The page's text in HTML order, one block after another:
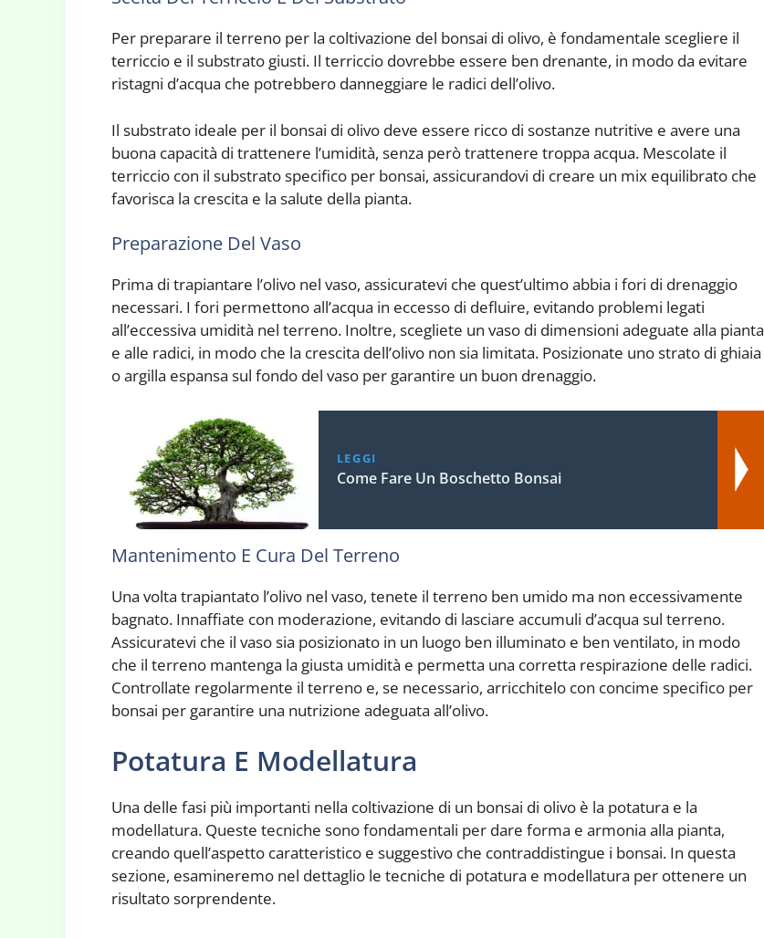
Per preparare il terreno per la coltivazione del bonsai di olivo, è fondamentale scegliere il
terriccio e il substrato giusti. Il terriccio dovrebbe essere ben drenante, in modo da evitare
ristagni d’acqua che potrebbero danneggiare le radici dell’olivo.
Il substrato ideale per il bonsai di olivo deve essere ricco di sostanze nutritive e avere una
buona capacità di trattenere l’umidità, senza però trattenere troppa acqua. Mescolate il
terriccio con il substrato specifico per bonsai, assicurandovi di creare un mix equilibrato che
favorisca la crescita e la salute della pianta.
Preparazione Del Vaso
Prima di trapiantare l’olivo nel vaso, assicuratevi che quest’ultimo abbia i fori di drenaggio
necessari. I fori permettono all’acqua in eccesso di defluire, evitando problemi legati
all’eccessiva umidità nel terreno. Inoltre, scegliete un vaso di dimensioni adeguate alla pianta
e alle radici, in modo che la crescita dell’olivo non sia limitata. Posizionate uno strato di ghiaia
o argilla espansa sul fondo del vaso per garantire un buon drenaggio.
LEGGI
Come Fare Un Boschetto Bonsai
Mantenimento E Cura Del Terreno
Una volta trapiantato l’olivo nel vaso, tenete il terreno ben umido ma non eccessivamente
bagnato. Innaffiate con moderazione, evitando di lasciare accumuli d’acqua sul terreno.
Assicuratevi che il vaso sia posizionato in un luogo ben illuminato e ben ventilato, in modo
che il terreno mantenga la giusta umidità e permetta una corretta respirazione delle radici.
Controllate regolarmente il terreno e, se necessario, arricchitelo con concime specifico per
bonsai per garantire una nutrizione adeguata all’olivo.
Potatura E Modellatura
Una delle fasi più importanti nella coltivazione di un bonsai di olivo è la potatura e la
modellatura. Queste tecniche sono fondamentali per dare forma e armonia alla pianta,
creando quell’aspetto caratteristico e suggestivo che contraddistingue i bonsai. In questa
sezione, esamineremo nel dettaglio le tecniche di potatura e modellatura per ottenere un
risultato sorprendente.